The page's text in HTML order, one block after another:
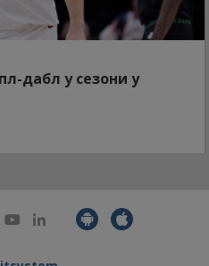
дабл у сезони у